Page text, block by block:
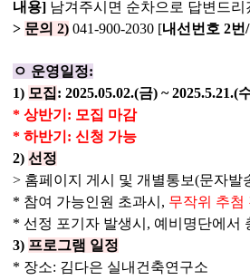
내용] 남겨주시면 순차으로 답변드리
> 문의2) 041-900-2030 [내선번호2번/
ㅇ 운영일정:
1) 모집: 2025.05.02.(금) ~ 2025.5.21.(
* 상반기: 모집 마감
* 하반기: 신청 가능
2)선정
> 홈페이지 게시 및 개별통보(문자발
* 참여 가능인원 초과시 , 무작위 추첨
* 선정 포기자 발생시 , 예비명단에서
3) 프로그램 일정
* 장소: 김다은 실내건축연구소